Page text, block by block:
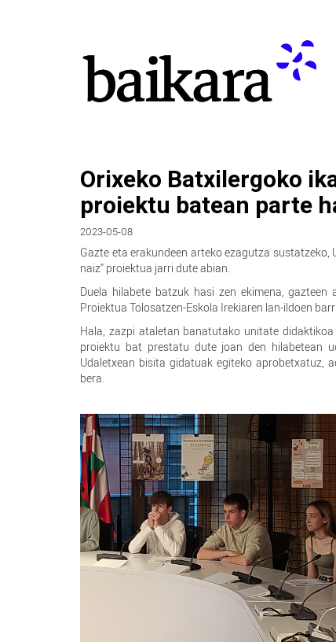
Orixeko Batxilergoko
proiektu batean parte
2023-05-08
Gazte eta erakundeen arteko ezagutza sustatzeko,
naiz” proiektua jarri dute abian.
Duela hilabete batzuk hasi zen ekimena,
Proiektua Tolosatzen-Eskola Irekiaren lan-ildoen
Hala, zazpi ataletan banatutako unitate
proiektu bat prestatu dute joan den hilabetean
Udaletxean bisita gidatuak egiteko aprobetxatuz,
bera.